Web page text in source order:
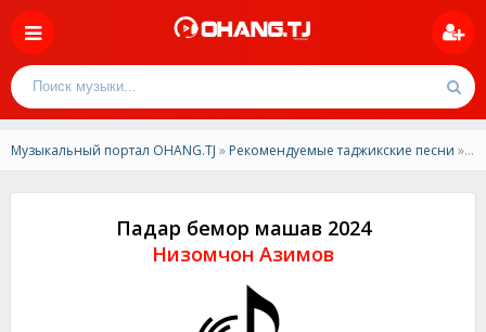
Музыкальный портал OHANG.TJ » Рекомендуемые таджикские песни » Низомчон Азимов - Падар бемор машав 2024
Падар бемор машав 2024
Низомчон Азимов